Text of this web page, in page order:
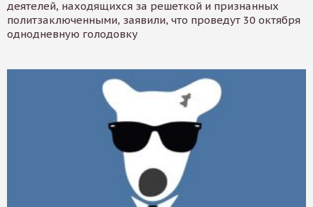
деятелей, находящихся за решеткой и признанных
политзаключенными, заявили, что проведут 30 октября
однодневную голодовку